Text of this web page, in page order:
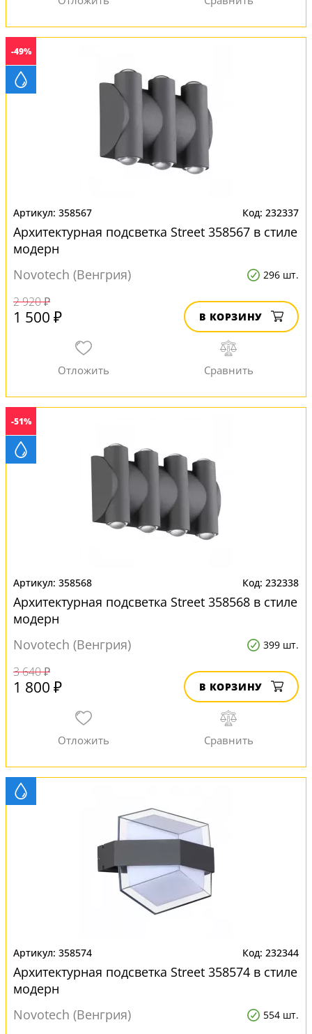
-49%
358567 232337
Архитектурная подсветка Street 358567 в стиле
модерн
Novotech (Венгрия)
296 шт.
2 920 ₽
1 500 ₽ В КОРЗИНУ
-51%
358568 232338
Архитектурная подсветка Street 358568 в стиле
модерн
Novotech (Венгрия)
399 шт.
3 640 ₽
1 800 ₽ В КОРЗИНУ
358574 232344
Архитектурная подсветка Street 358574 в стиле
модерн
Novotech (Венгрия)
554 шт.